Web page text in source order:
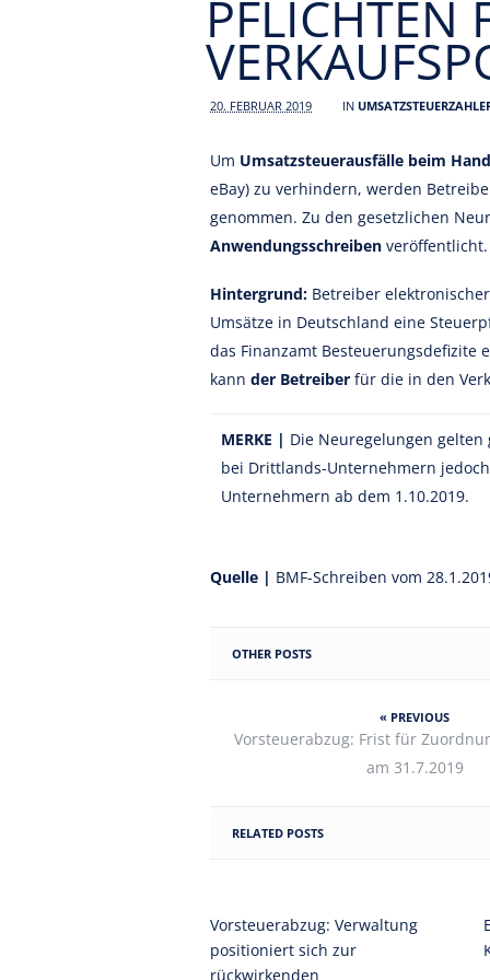
PFLICHTEN
20. FEBRUAR 2019 IN
Um Umsatzsteuerausfälle beim
eBay) zu verhindern, werden
genommen. Zu den gesetzlichen
Anwendungsschreiben veröffentlicht.
Hintergrund: Betreiber
Umsätze in Deutschland eine
das Finanzamt
kann der Betreiber für die in den
MERKE | Die Neuregelungen
bei Drittlands-Unternehmern
Unternehmern ab dem 1.10.2019.
Quelle | BMF-Schreiben vom
OTHER POSTS
« PREVIOUS
Vorsteuerabzug: Frist für
am 31.7.2019
RELATED POSTS
Vorsteuerabzug: Verwaltung
positioniert sich zur
rückwirkenden